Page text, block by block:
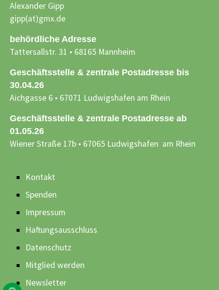
Alexander Gipp
gipp(at)gmx.de
behördliche Adresse
Tattersallstr. 31 • 68165 Mannheim
Geschäftsstelle & zentrale Postadresse bis
30.04.26
Aichgasse 6 • 67071 Ludwigshafen am Rhein
Geschäftsstelle & zentrale Postadresse ab
01.05.26
Wiener Straße 17b • 67065 Ludwigshafen am Rhein
Kontakt
Spenden
Impressum
Haftungsausschluss
Datenschutz
Mitglied werden
Newsletter